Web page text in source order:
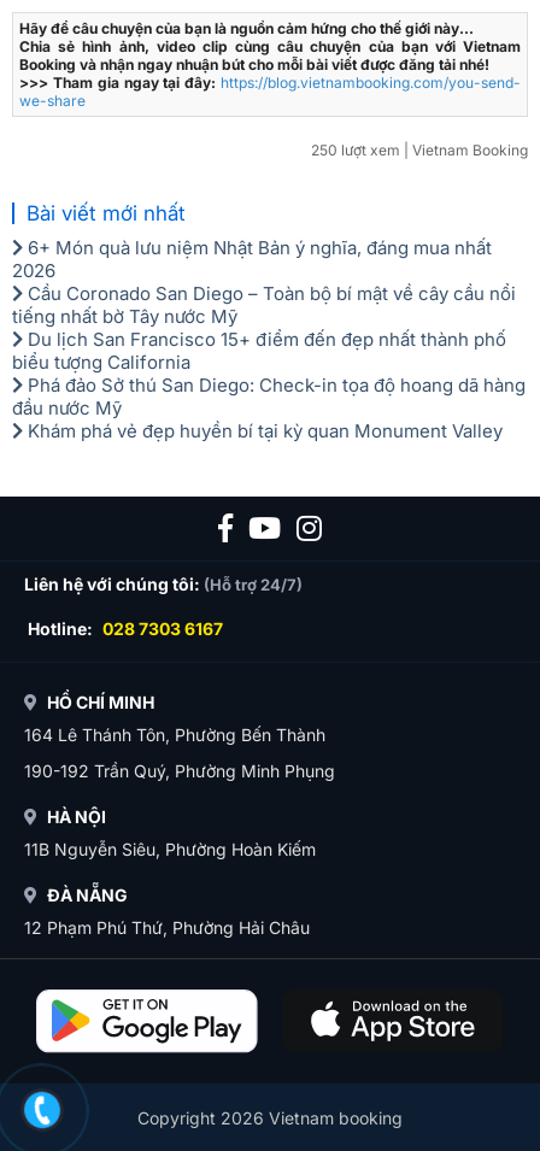
Hãy để câu chuyện của bạn là nguồn cảm hứng cho thế giới này...
Chia sẻ hình ảnh, video clip cùng câu chuyện của bạn với Vietnam
Booking và nhận ngay nhuận bút cho mỗi bài viết được đăng tải nhé!
>>> Tham gia ngay tại đây: https://blog.vietnambooking.com/you-send-
we-share
250 lượt xem | Vietnam Booking
Bài viết mới nhất
6+ Món quà lưu niệm Nhật Bản ý nghĩa, đáng mua nhất
2026
Cầu Coronado San Diego – Toàn bộ bí mật về cây cầu nổi
tiếng nhất bờ Tây nước Mỹ
Du lịch San Francisco 15+ điểm đến đẹp nhất thành phố
biểu tượng California
Phá đảo Sở thú San Diego: Check-in tọa độ hoang dã hàng
đầu nước Mỹ
Khám phá vẻ đẹp huyền bí tại kỳ quan Monument Valley
Liên hệ với chúng tôi: (Hỗ trợ 24/7)
Hotline: 028 7303 6167
HỒ CHÍ MINH
164 Lê Thánh Tôn, Phường Bến Thành
190-192 Trần Quý, Phường Minh Phụng
HÀ NỘI
11B Nguyễn Siêu, Phường Hoàn Kiếm
ĐÀ NẴNG
12 Phạm Phú Thứ, Phường Hải Châu
Copyright 2026 Vietnam booking